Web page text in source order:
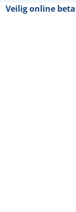
Veilig online